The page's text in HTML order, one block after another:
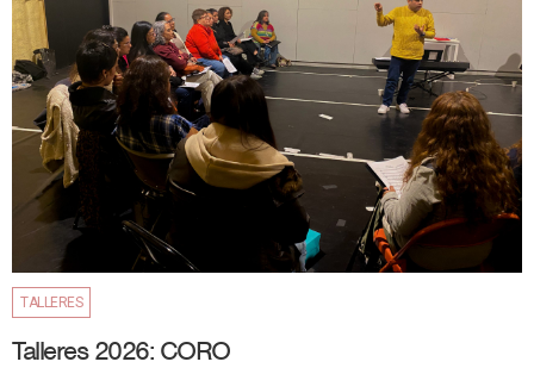
TALLERES
Talleres 2026: CORO